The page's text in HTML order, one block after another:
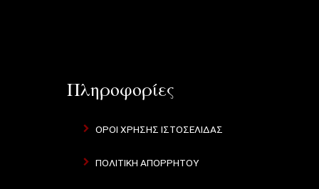
Πληροφορίες
ΌΡΟΙ ΧΡΉΣΗΣ ΙΣΤΟΣΕΛΊΔΑΣ
ΠΟΛΙΤΙΚΉ ΑΠΟΡΡΉΤΟΥ